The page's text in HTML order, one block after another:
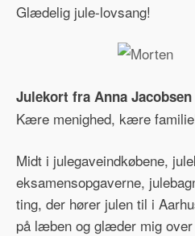
Glædelig jule-lovsang!
Julekort fra Anna Jacobsen
Kære menighed, kære
Midt i julegaveindkøbene,
eksamensopgaverne,
ting, der hører julen til i
på læben og glæder mig